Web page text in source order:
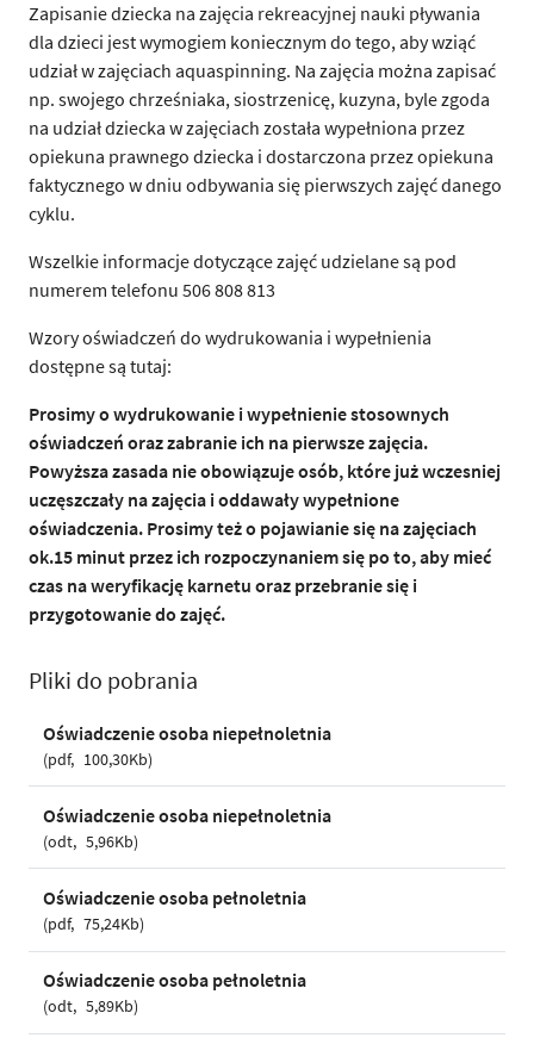
Zapisanie dziecka na zajęcia rekreacyjnej nauki pływania
dla dzieci jest wymogiem koniecznym do tego, aby wziąć
udział w zajęciach aquaspinning. Na zajęcia można zapisać
np. swojego chrześniaka, siostrzenicę, kuzyna, byle zgoda
na udział dziecka w zajęciach została wypełniona przez
opiekuna prawnego dziecka i dostarczona przez opiekuna
faktycznego w dniu odbywania się pierwszych zajęć danego
cyklu.
Wszelkie informacje dotyczące zajęć udzielane są pod
numerem telefonu 506 808 813
Wzory oświadczeń do wydrukowania i wypełnienia
dostępne są tutaj:
Prosimy o wydrukowanie i wypełnienie stosownych
oświadczeń oraz zabranie ich na pierwsze zajęcia.
Powyższa zasada nie obowiązuje osób, które już wczesniej
uczęszczały na zajęcia i oddawały wypełnione
oświadczenia. Prosimy też o pojawianie się na zajęciach
ok.15 minut przez ich rozpoczynaniem się po to, aby mieć
czas na weryfikację karnetu oraz przebranie się i
przygotowanie do zajęć.
Pliki do pobrania
Oświadczenie osoba niepełnoletnia
pdf 100,30Kb
Oświadczenie osoba niepełnoletnia
odt 5,96Kb
Oświadczenie osoba pełnoletnia
pdf 75,24Kb
Oświadczenie osoba pełnoletnia
odt 5,89Kb